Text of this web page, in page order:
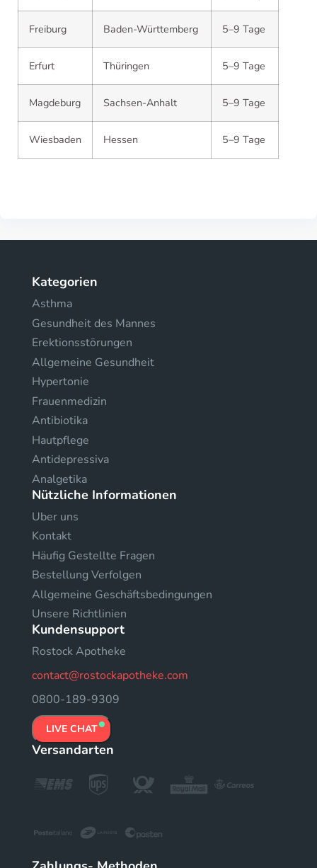
Freiburg Baden-Württemberg 5–9 Tage
Erfurt Thüringen 5–9 Tage
Magdeburg Sachsen-Anhalt 5–9 Tage
Wiesbaden Hessen 5–9 Tage
Kategorien
Asthma
Gesundheit des Mannes
Erektionsstörungen
Allgemeine Gesundheit
Hypertonie
Frauenmedizin
Antibiotika
Hautpflege
Antidepressiva
Analgetika
Nützliche Informationen
Uber uns
Kontakt
Häufig Gestellte Fragen
Bestellung Verfolgen
Allgemeine Geschäftsbedingungen
Unsere Richtlinien
Kundensupport
Rostock Apotheke
contact@rostockapotheke.com
0800-189-9309
LIVE CHAT
Versandarten